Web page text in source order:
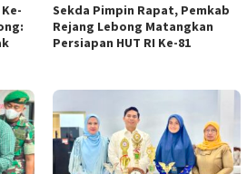
Sekda Pimpin Rapat, Pemkab
Rejang Lebong Matangkan
Persiapan HUT RI Ke-81